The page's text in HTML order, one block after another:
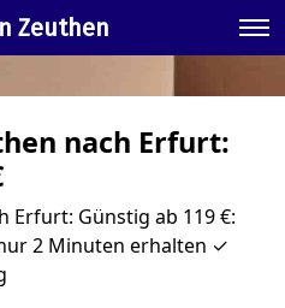
Zeuthen
nach Erfurt:
Erfurt: Günstig ab 119 €:
2 Minuten erhalten ✓